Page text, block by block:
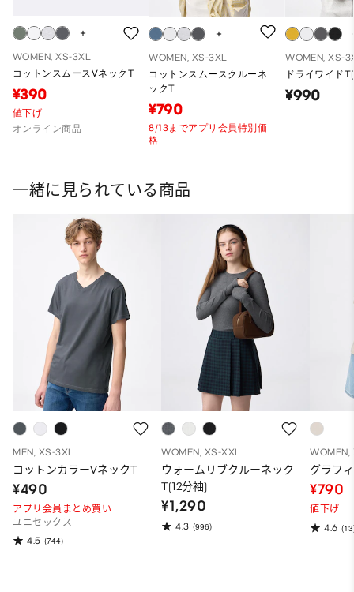
WOMEN, XS-3XL
コットンスムースVネックT
¥390
値下げ
オンライン商品
WOMEN, XS-3XL
コットンスムースクルーネ
ックT
¥790
8/13までアプリ会員特別価
格
WOMEN, XS-
ドライワイド
¥990
一緒に見られている商品
MEN, XS-3XL
コットンカラーVネックT
¥490
アプリ会員まとめ買い
ユニセックス
4.5 (744)
WOMEN, XS-XXL
ウォームリブクルーネック
T(12分袖)
¥1,290
4.3 (996)
WOMEN,
グラフ
¥790
値下げ
4.6